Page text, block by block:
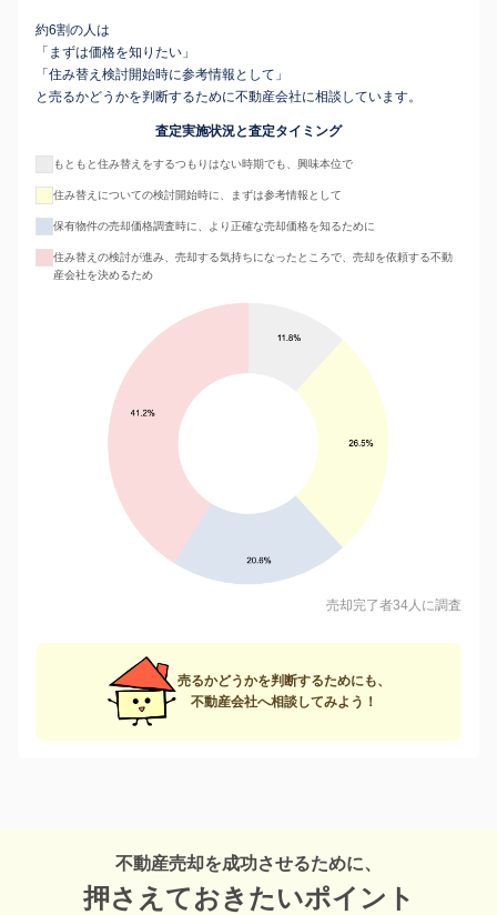
約6割の人は
「まずは価格を知りたい」
「住み替え検討開始時に参考情報として」
と売るかどうかを判断するために不動産会社に相談しています。
査定実施状況と査定タイミング
もともと住み替えをするつもりはない時期でも、興味本位で
住み替えについての検討開始時に、まずは参考情報として
保有物件の売却価格調査時に、より正確な売却価格を知るために
住み替えの検討が進み、売却する気持ちになったところで、売却を依頼する不動
産会社を決めるため
売却完了者34人に調査
売るかどうかを判断するためにも、
不動産会社へ相談してみよう！
不動産売却を成功させるために、
押さえておきたいポイント